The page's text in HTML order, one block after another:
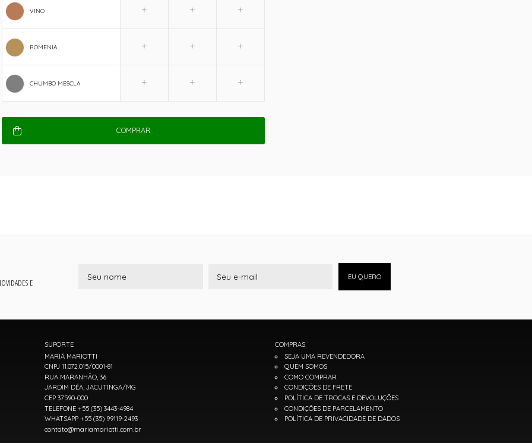
VINO
ROMENIA
CHUMBO MESCLA
COMPRAR
E EU QUERO
SUPORTE
MARIÁ MARIOTTI
CNPJ 11.072.015/0001-81
RUA MARANHÃO, 36
JARDIM DÉA, JACUTINGA/MG
CEP 37590-000
TELEFONE +55 (35) 3443-4984
WHATSAPP +55 (35) 99119-2493
contato@mariamariotti.com.br
COMPRAS
SEJA UMA REVENDEDORA
QUEM SOMOS
COMO COMPRAR
CONDIÇÕES DE FRETE
POLÍTICA DE TROCAS E DEVOLUÇÕES
CONDIÇÕES DE PARCELAMENTO
POLÍTICA DE PRIVACIDADE DE DADOS